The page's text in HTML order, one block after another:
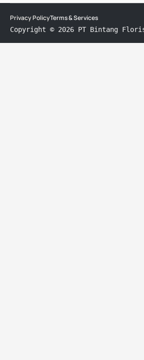
Copyright © 2026 PT Bintang
Privacy PolicyTerms & Services